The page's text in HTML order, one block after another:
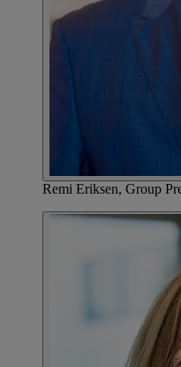
Remi Eriksen, Group